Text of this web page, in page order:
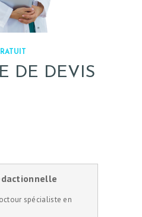
DE DEVIS
spécialiste en